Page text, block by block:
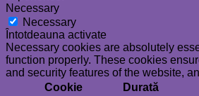
Necessary
Necessary
Întotdeauna activate
Necessary cookies are absolutely
function properly. These cookies
and security features of the website,
Cookie
Durată